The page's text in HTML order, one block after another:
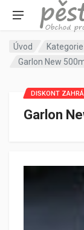
Úvod Kategorie
Garlon New
Garlon
DISKONT